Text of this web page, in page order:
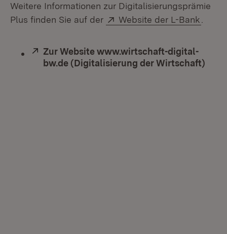
Weitere Informationen zur Digitalisierungsprämie
Plus finden Sie auf der
Extern:
Website der L-Bank
Extern:
Zur Website www.wirtschaft-digital-
bw.de (Digitalisierung der Wirtschaft)